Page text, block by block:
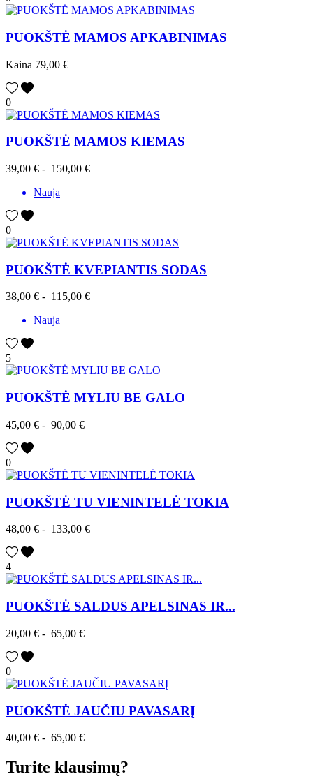
PUOKŠTĖ MAMOS APKABINIMAS
Kaina 79,00 €
0
PUOKŠTĖ MAMOS KIEMAS
39,00 € - 150,00 €
Nauja
0
PUOKŠTĖ KVEPIANTIS SODAS
38,00 € - 115,00 €
Nauja
5
PUOKŠTĖ MYLIU BE GALO
45,00 € - 90,00 €
0
PUOKŠTĖ TU VIENINTELĖ TOKIA
48,00 € - 133,00 €
4
PUOKŠTĖ SALDUS APELSINAS IR...
20,00 € - 65,00 €
0
PUOKŠTĖ JAUČIU PAVASARĮ
40,00 € - 65,00 €
Turite klausimų?